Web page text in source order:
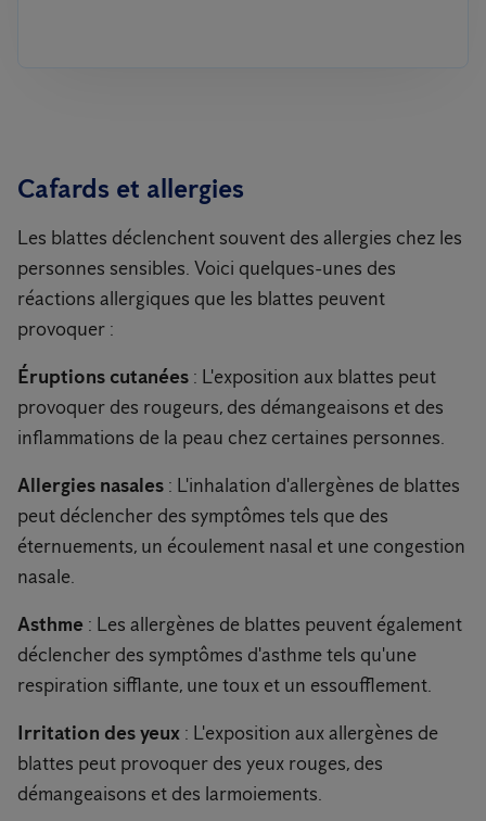
Cafards et allergies
Les blattes déclenchent souvent des allergies chez les
personnes sensibles. Voici quelques-unes des
réactions allergiques que les blattes peuvent
provoquer :
Éruptions cutanées : L'exposition aux blattes peut
provoquer des rougeurs, des démangeaisons et des
inflammations de la peau chez certaines personnes.
Allergies nasales : L'inhalation d'allergènes de blattes
peut déclencher des symptômes tels que des
éternuements, un écoulement nasal et une congestion
nasale.
Asthme : Les allergènes de blattes peuvent également
déclencher des symptômes d'asthme tels qu'une
respiration sifflante, une toux et un essoufflement.
Irritation des yeux : L'exposition aux allergènes de
blattes peut provoquer des yeux rouges, des
démangeaisons et des larmoiements.